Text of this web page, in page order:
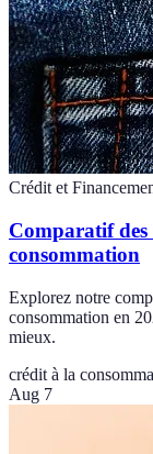
Crédit et
Comparatif des
consommation
Explorez notre
consommation en
mieux.
crédit à la
Aug 7